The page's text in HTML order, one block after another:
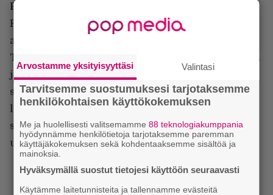
Perjantai
Perjantain sai osaltani aloittaa Amaranthe. Keikan
alkaessa kuultiin leukailua jostakin 6–1-tuloksesta.
Tämä oikeastaan ennakoi sitä, että lavalta oli tulossa
jotakin, missä ruotsalaiset ovat aina lyöneet meidät
samoin luvuin – europopissa, tuossa erityisesti 90-
luvun piinassa, joka on jostain käsittämättömästä
syystä kaivettu naftaliinista yhä uudelleen ja
uudelleen.
Arvostamme yksityisyyttäsi Valintasi
Tarvitsemme suostumuksesi tarjotaksemme
henkilökohtaisen käyttökokemuksen
Me ja huolellisesti valitsemamme88 teknologiakumppania
hyödynnämme henkilötietoja tarjotaksemme paremman
käyttäjäkokemuksen sekä kohdentaaksemme sisältöä ja
mainoksia.
Hyväksymällä suostut tietojesi käyttöön seuraavasti
Käytämme laitetunnisteita ja tallennamme evästeitä